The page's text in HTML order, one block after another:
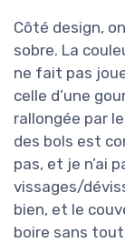
Côté design,
sobre. La
ne fait pas
celle d’une
rallongée par
des bols est
pas, et je n’ai
vissages/
bien, et le
boire sans